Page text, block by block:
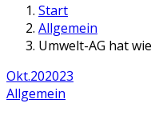
Start
Allgemein
Umwelt-AG hat
Okt.202023
Allgemein